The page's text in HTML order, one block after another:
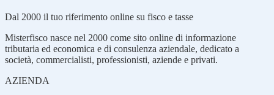
Dal 2000 il tuo riferimento online su fisco e tasse
Misterfisco nasce nel 2000 come sito online di informazione
tributaria ed economica e di consulenza aziendale, dedicato a
società, commercialisti, professionisti, aziende e privati.
AZIENDA